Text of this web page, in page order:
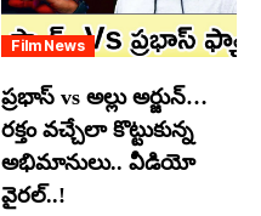
Film News
ప్రభాస్ vs అల్లు అర్జున్…
రక్తం వచ్చేలా కొట్టుకున్న
అభిమానులు.. వీడియో
వైరల్..!